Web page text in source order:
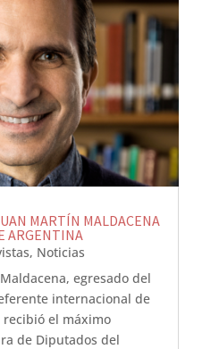
MARTÍN MALDACENA
ARGENTINA
, Noticias
egresado del
internacional de
el máximo
de Diputados del